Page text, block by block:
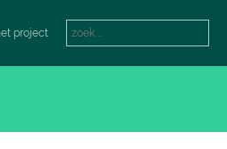
project